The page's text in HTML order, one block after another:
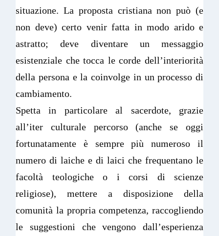
situazione. La proposta cristiana non può (e
non deve) certo venir fatta in modo arido e
astratto; deve diventare un messaggio
esistenziale che tocca le corde dell’interiorità
della persona e la coinvolge in un processo di
cambiamento.
Spetta in particolare al sacerdote, grazie
all’iter culturale percorso (anche se oggi
fortunatamente è sempre più numeroso il
numero di laiche e di laici che frequentano le
facoltà teologiche o i corsi di scienze
religiose), mettere a disposizione della
comunità la propria competenza, raccogliendo
le suggestioni che vengono dall’esperienza